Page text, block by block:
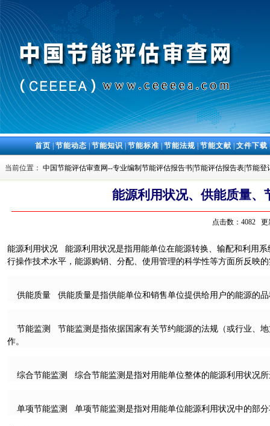
首页|节能动态|节能知识|节能标准|节能法规|节能文献|文件下载
当前位置： 中国节能评估审查网--专业编制节能评估报告书|节能评估报告表|节能登
能源利用状况、供能质量
点击数：4082 更
能源利用状况 能源利用状况是指用能单位在能源转换、输配和利用
行操作技术水平，能源购销、分配、使用管理的科学性等方面所反映
供能质量 供能质量是指供能单位和销售单位提供给用户的能源的品
节能监测 节能监测是指依据国家有关节约能源的法规（或行业、
作。
综合节能监测 综合节能监测是指对用能单位整体的能源利用状况所
单项节能监测 单项节能监测是指对用能单位能源利用状况中的部分